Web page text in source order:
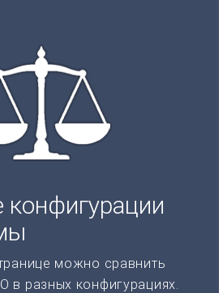
конфигурации
можно сравнить
в разных конфигурациях.